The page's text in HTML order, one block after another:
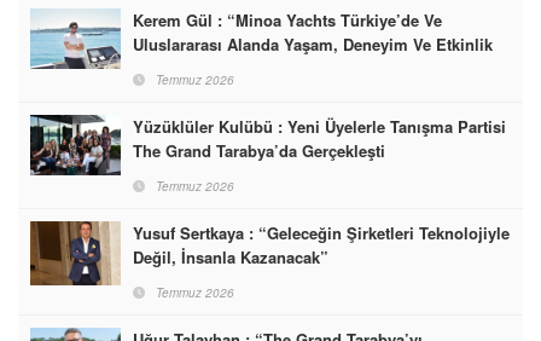
Kerem Gül : “Minoa Yachts Türkiye’de Ve
Uluslararası Alanda Yaşam, Deneyim Ve Etkinlik
Markası Olacak”
Temmuz 2026
Yüzüklüler Kulübü : Yeni Üyelerle Tanışma Partisi
The Grand Tarabya’da Gerçekleşti
Temmuz 2026
Yusuf Sertkaya : “Geleceğin Şirketleri Teknolojiyle
Değil, İnsanla Kazanacak”
Temmuz 2026